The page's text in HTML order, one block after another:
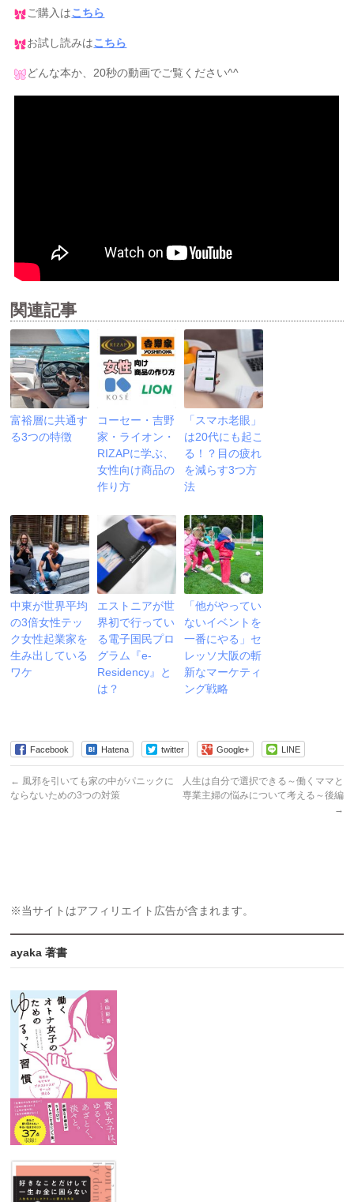
ご購入はこちら
お試し読みはこちら
どんな本か、20秒の動画でご覧ください^^
関連記事
富裕層に共通す
る3つの特徴
コーセー・吉野
家・ライオン・
RIZAPに学ぶ、
女性向け商品の
作り方
「スマホ老眼」
は20代にも起こ
る！？目の疲れ
を減らす3つ方
法
中東が世界平均
の3倍女性テッ
ク女性起業家を
生み出している
ワケ
エストニアが世
界初で行ってい
る電子国民プロ
グラム『e-
Residency』と
は？
「他がやってい
ないイベントを
一番にやる」セ
レッソ大阪の斬
新なマーケティ
ング戦略
Facebook Hatena twitter Google+ LINE
← 風邪を引いても家の中がパニックに
ならないための3つの対策
人生は自分で選択できる～働くママと
専業主婦の悩みについて考える～後編
→
※当サイトはアフィリエイト広告が含まれます。
ayaka 著書